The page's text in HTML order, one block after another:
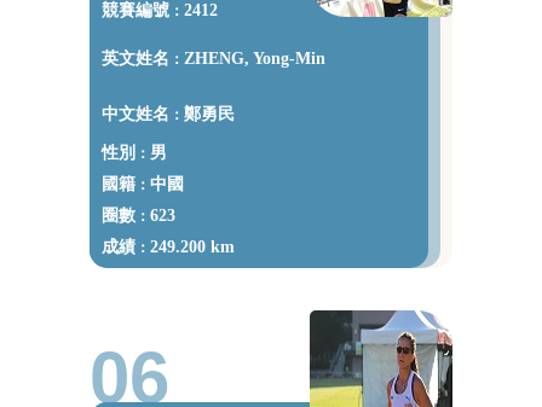
競賽編號 ： 2412
英文姓名 ： ZHENG, Yong-Min
中文姓名 ： 鄭勇民
性別 ： 男
國籍 ： 中國
圈數 ： 623
成績 ： 249.200 km
06